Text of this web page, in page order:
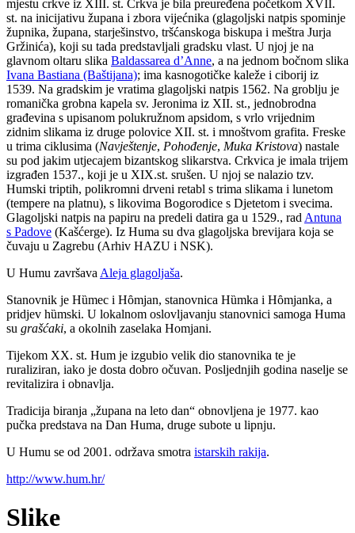
mjestu crkve iz XIII. st. Crkva je bila preuređena početkom XVII.
st. na inicijativu župana i zbora vijećnika (glagoljski natpis spominje
župnika, župana, starješinstvo, tršćanskoga biskupa i meštra Jurja
Gržinića), koji su tada predstavljali gradsku vlast. U njoj je na
glavnom oltaru slika Baldassarea d’Anne, a na jednom bočnom slika
Ivana Bastiana (Baštijana); ima kasnogotičke kaleže i ciborij iz
1539. Na gradskim je vratima glagoljski natpis 1562. Na groblju je
romanička grobna kapela sv. Jeronima iz XII. st., jednobrodna
građevina s upisanom polukružnom apsidom, s vrlo vrijednim
zidnim slikama iz druge polovice XII. st. i mnoštvom grafita. Freske
u trima ciklusima (Navještenje, Pohođenje, Muka Kristova) nastale
su pod jakim utjecajem bizantskog slikarstva. Crkvica je imala trijem
izgrađen 1537., koji je u XIX.st. srušen. U njoj se nalazio tzv.
Humski triptih, polikromni drveni retabl s trima slikama i lunetom
(tempere na platnu), s likovima Bogorodice s Djetetom i svecima.
Glagoljski natpis na papiru na predeli datira ga u 1529., rad Antuna
s Padove (Kašćerge). Iz Huma su dva glagoljska brevijara koja se
čuvaju u Zagrebu (Arhiv HAZU i NSK).
U Humu završava Aleja glagoljaša.
Stanovnik je Hȕmec i Hȏmjan, stanovnica Hȕmka i Hȏmjanka, a
pridjev hȕmski. U lokalnom oslovljavanju stanovnici samoga Huma
su grašćaki, a okolnih zaselaka Homjani.
Tijekom XX. st. Hum je izgubio velik dio stanovnika te je
ruraliziran, iako je dosta dobro očuvan. Posljednjih godina naselje se
revitalizira i obnavlja.
Tradicija biranja „župana na leto dan“ obnovljena je 1977. kao
pučka predstava na Dan Huma, druge subote u lipnju.
U Humu se od 2001. održava smotra istarskih rakija.
http://www.hum.hr/
Slike